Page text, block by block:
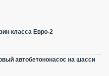
класса Евро-2
автобетононасос на шасси